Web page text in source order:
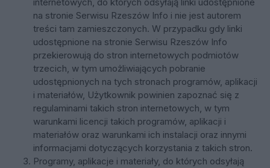
na stronie Serwisu Rzeszów Info i nie jest autorem
treści tam zamieszczonych. W przypadku gdy linki
udostępnione na stronie Serwisu Rzeszów Info
przekierowują do stron internetowych podmiotów
trzecich, w tym umożliwiających pobranie
udostępnionych na tych stronach programów, aplikacji
i materiałów, Użytkownik powinien zapoznać się z
regulaminami takich stron internetowych, w tym
warunkami licencji takich programów, aplikacji i
materiałów oraz warunkami ich instalacji oraz innymi
informacjami dotyczących korzystania z takich stron.
Programy, aplikacje i materiały, do których odsyłają